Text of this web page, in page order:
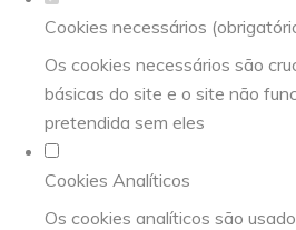
Cookies necessários
Os cookies necessários são
básicas do site e o site não
pretendida sem eles
Cookies Analíticos
Os cookies analíticos são